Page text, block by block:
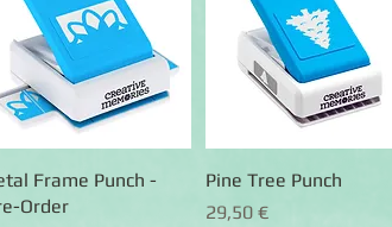
Schnellansicht
Frame Punch -
Order
Schnellansicht
Pine Tree Punch
Preis
29,50 €